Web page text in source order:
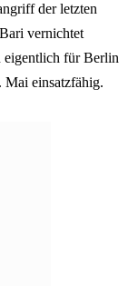
der letzten
vernichtet
eigentlich für Berlin
Mai einsatzfähig.